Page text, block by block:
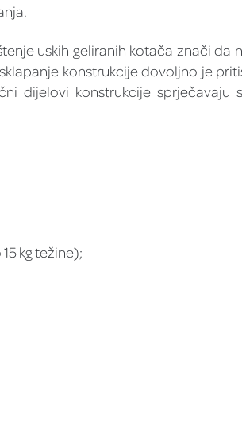
uskih geliranih kotača znači da
konstrukcije dovoljno je
dijelovi konstrukcije sprječavaju
kg težine);